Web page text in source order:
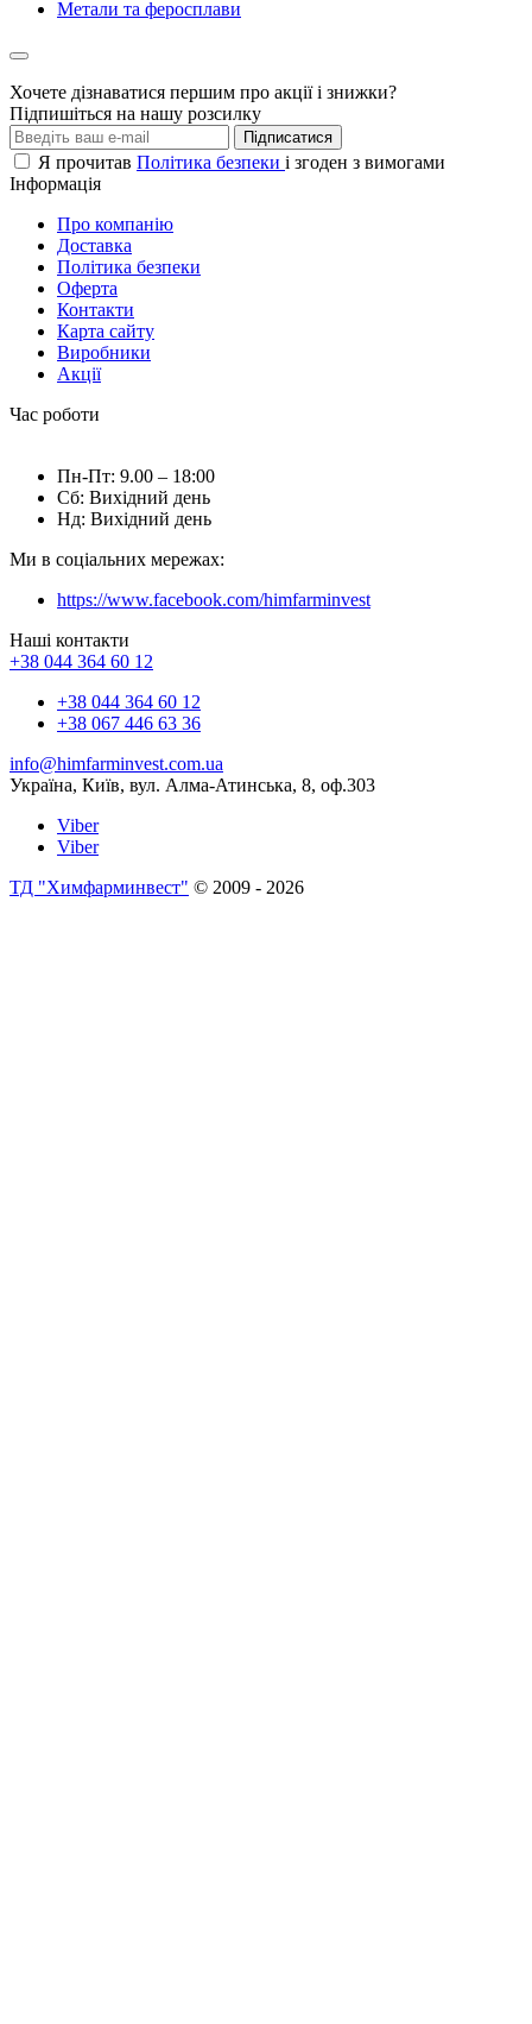
Метали та феросплави
Хочете дізнаватися першим про акції і знижки?
Підпишіться на нашу розсилку
Підписатися
Я прочитав Політика безпеки і згоден з вимогами
Інформація
Про компанію
Доставка
Політика безпеки
Оферта
Контакти
Карта сайту
Виробники
Акції
Час роботи
Пн-Пт: 9.00 – 18:00
Сб: Вихідний день
Нд: Вихідний день
Ми в соціальних мережах:
https://www.facebook.com/himfarminvest
Наші контакти
+38 044 364 60 12
+38 044 364 60 12
+38 067 446 63 36
info@himfarminvest.com.ua
Україна, Київ, вул. Алма-Атинська, 8, оф.303
Viber
Viber
ТД "Химфарминвест" © 2009 - 2026